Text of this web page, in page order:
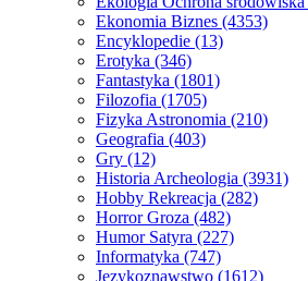
Ekonomia Biznes (4353)
Encyklopedie (13)
Erotyka (346)
Fantastyka (1801)
Filozofia (1705)
Fizyka Astronomia (210)
Geografia (403)
Gry (12)
Historia Archeologia (3931)
Hobby Rekreacja (282)
Horror Groza (482)
Humor Satyra (227)
Informatyka (747)
Językoznawstwo (1612)